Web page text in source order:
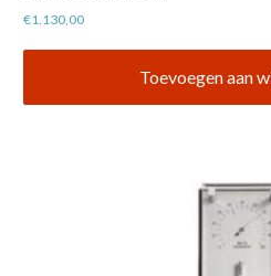
€1.130,00
Toevoegen aan